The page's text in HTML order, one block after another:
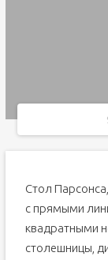
Стол
с прямыми
квадратными
столешницы,